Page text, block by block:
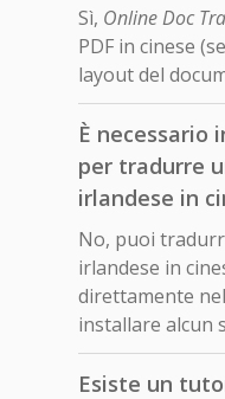
Sì, Online Doc
PDF in cinese
layout del
È necessario
per tradurre
irlandese in
No, puoi
irlandese in
direttamente
installare alcun
Esiste un